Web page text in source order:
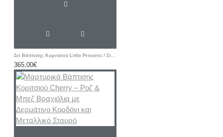
Σετ Βάπτισης Κοριτσιού Little Princess / Στέμμα με Ζωγραφισμένη Βαλίτσα
365,00€